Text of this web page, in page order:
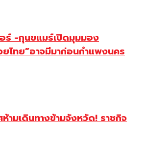
ร์ -กุนขแมร์เปิดมุมมอง
ไทย”อาจมีมาก่อนกำแพงนคร
ห้ามเดินทางข้ามจังหวัด! ราชกิจ